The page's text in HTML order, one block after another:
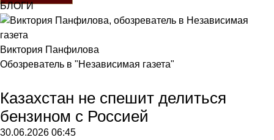
БЛОГИ
Виктория Панфилова
Обозреватель в "Независимая газета"
Казахстан не спешит делиться
бензином с Россией
30.06.2026 06:45